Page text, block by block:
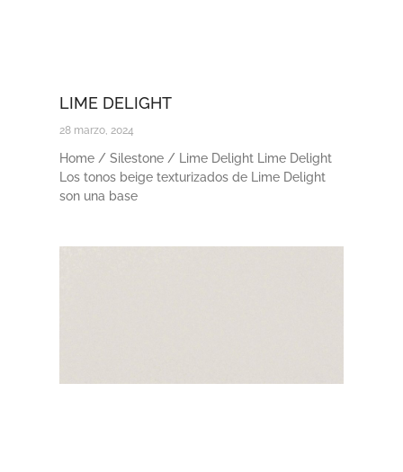
LIME DELIGHT
28 marzo, 2024
Home / Silestone / Lime Delight Lime Delight
Los tonos beige texturizados de Lime Delight
son una base